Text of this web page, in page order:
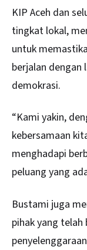
KIP Aceh dan
tingkat lokal,
untuk
berjalan dengan
demokrasi.
“Kami yakin,
kebersamaan
menghadapi
peluang yang
Bustami juga
pihak yang